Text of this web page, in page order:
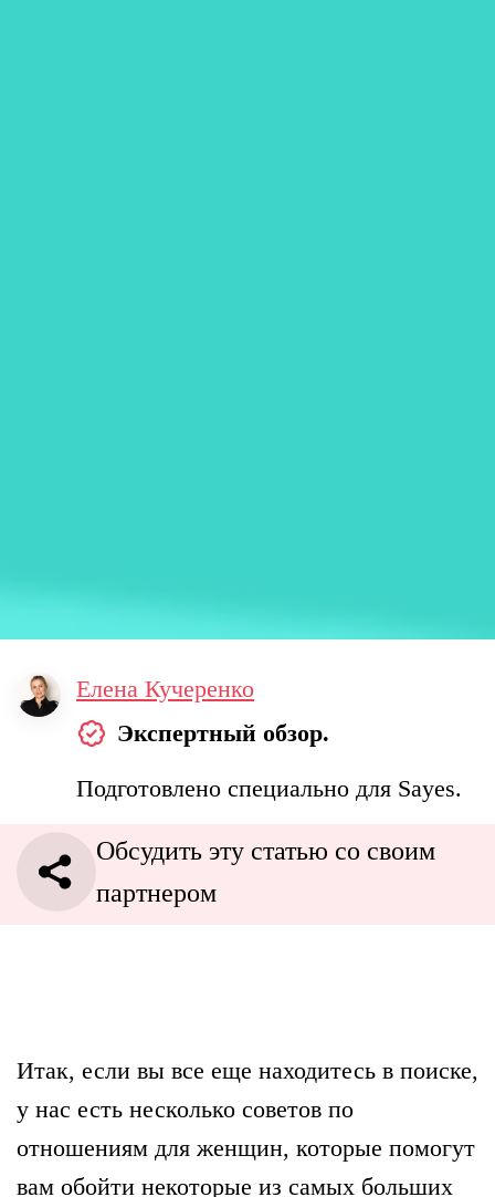
Елена Кучеренко
Экспертный обзор.
Подготовлено специально для Sayes.
Обсудить эту статью со своим
партнером
Итак, если вы все еще находитесь в поиске,
у нас есть несколько советов по
отношениям для женщин, которые помогут
вам обойти некоторые из самых больших